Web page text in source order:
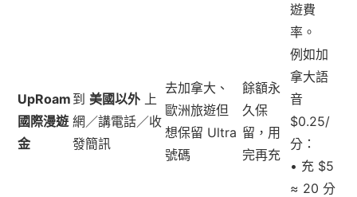
UpRoam
國際漫遊
金
到 美國以外 上
網／講電話／收
發簡訊
去加拿大、
歐洲旅遊但
想保留 Ultra
號碼
餘額永
久保
留，用
完再充
遊費
率。
例如加
拿大語
音
$0.25/
分：
• 充 $5
≈ 20 分